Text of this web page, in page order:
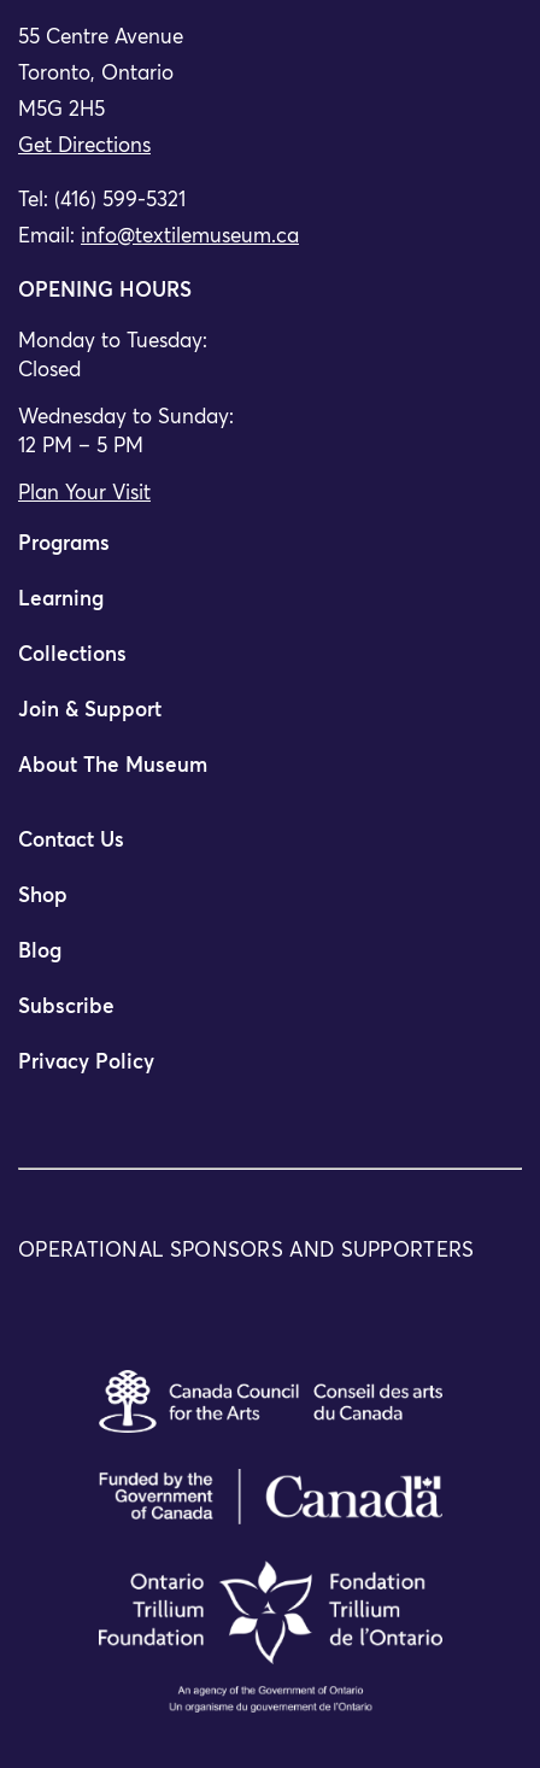
55 Centre Avenue
Toronto, Ontario
M5G 2H5
Get Directions
Tel: (416) 599-5321
Email: info@textilemuseum.ca
OPENING HOURS
Monday to Tuesday:
Closed
Wednesday to Sunday:
12 PM – 5 PM
Plan Your Visit
Programs
Learning
Collections
Join & Support
About The Museum
Contact Us
Shop
Blog
Subscribe
Privacy Policy
OPERATIONAL SPONSORS AND SUPPORTERS